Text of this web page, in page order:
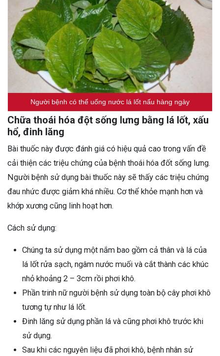
Người bệnh có thể uống nước lá lốt nấu hàng ngày
Chữa thoái hóa đột sống lưng bằng lá lốt, xấu
hổ, đinh lăng
Bài thuốc này được đánh giá có hiệu quả cao trong vấn đề
cải thiện các triệu chứng của bệnh thoái hóa đốt sống lưng.
Người bệnh sử dụng bài thuốc này sẽ thấy các triệu chứng
đau nhức được giảm khá nhiều. Cơ thể khỏe mạnh hơn và
khớp xương cũng linh hoạt hơn.
Cách sử dụng:
Chúng ta sử dụng một nắm bao gồm cả thân và lá của
lá lốt rửa sạch, ngâm nước muối và cắt thành các khúc
nhỏ khoảng 2 – 3cm rồi phơi khô.
Phần trinh nữ người bệnh sử dụng toàn bộ cây phơi khô
tương tự như lá lốt.
Đinh lăng sử dụng phần lá và cũng phơi khô trước khi
sử dụng.
Sau khi các nguyên liệu đã phơi khô, bệnh nhân sử